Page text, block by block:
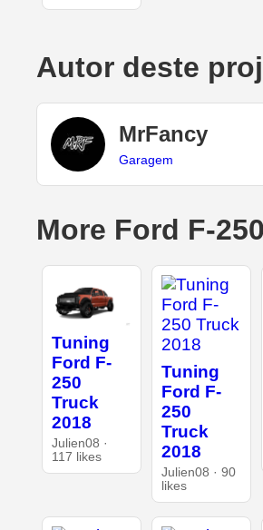
Autor deste
MrFancy
Garagem
More Ford F-
Tuning
Ford F-
250
Truck
2018
Julien08 ·
117 likes
Tuning
Ford F-
250
Truck
2018
Julien08 · 90
likes